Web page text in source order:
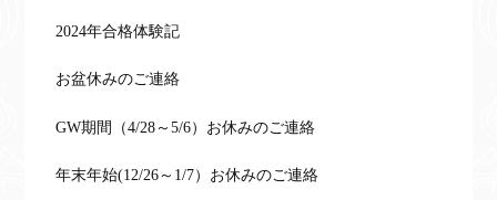
2024年合格体験記
お盆休みのご連絡
GW期間（4/28～5/6）お休みのご連絡
年末年始(12/26～1/7）お休みのご連絡